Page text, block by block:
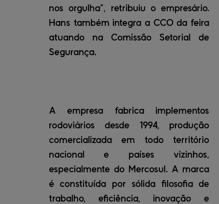
nos orgulha”, retribuiu o empresário.
Hans também integra a CCO da feira
atuando na Comissão Setorial de
Segurança.
A empresa fabrica implementos
rodoviários desde 1994, produção
comercializada em todo território
nacional e países vizinhos,
especialmente do Mercosul. A marca
é constituída por sólida filosofia de
trabalho, eficiência, inovação e